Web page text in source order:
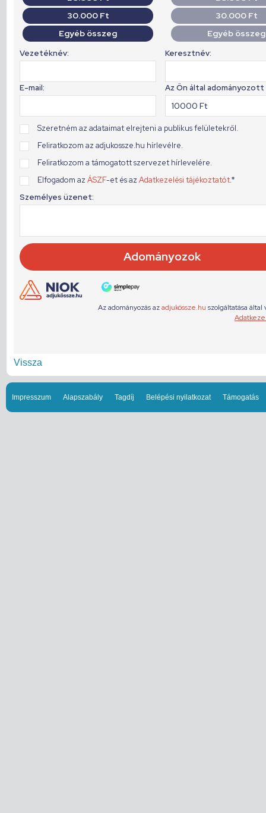
Vissza
Impresszum Alapszabály Tagdíj Belépési nyilatkozat Támogatás